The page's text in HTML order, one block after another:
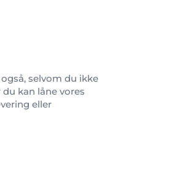
selvom du ikke
kan låne vores
eller